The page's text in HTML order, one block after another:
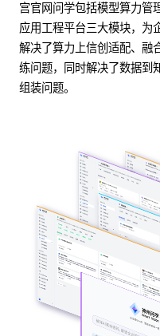
宫官网问学包括模型算力管
应用工程平台三大模块，为
解决了算力上信创适配、融
练问题，同时解决了数据到
组装问题。